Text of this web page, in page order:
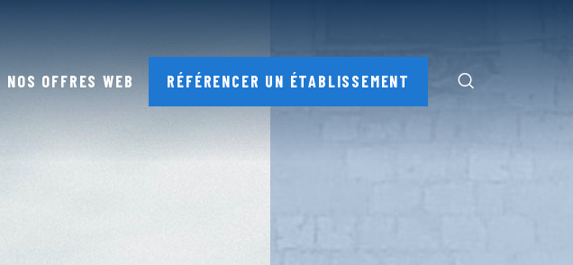
NOS OFFRES WEB RÉFÉRENCER UN ÉTABLISSEMENT